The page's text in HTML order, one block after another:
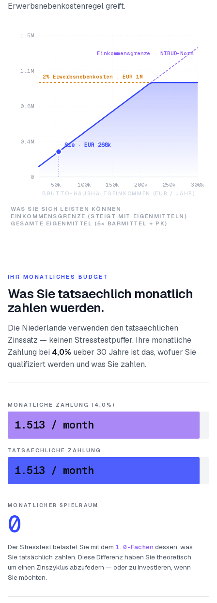
Erwerbsnebenkostenregel greift.
0
0.4M
0.8M
1.1M
1.5M
50k 100k 150k 200k 250k
300k
BRUTTO-HAUSHALTSEINKOMMEN (EUR / JAHR)
2% Erwerbsnebenkosten . EUR 1M
Einkommensgrenze . NIBUD-Norm
Sie · EUR 268k
WAS SIE SICH LEISTEN KÖNNEN
EINKOMMENSGRENZE (STEIGT MIT EIGENMITTELN)
GESAMTE EIGENMITTEL (5× BARMITTEL + PK)
IHR MONATLICHES BUDGET
Was Sie tatsaechlich monatlich
zahlen wuerden.
Die Niederlande verwenden den tatsaechlichen
Zinssatz — keinen Stresstestpuffer. Ihre monatliche
Zahlung bei 4,0% ueber 30 Jahre ist das, wofuer Sie
qualifiziert werden und was Sie zahlen.
MONATLICHE ZAHLUNG (4,0%)
1.513 / month
TATSAECHLICHE ZAHLUNG
1.513 / month
MONATLICHER SPIELRAUM
0
Der Stresstest belastet Sie mit dem 1.0-Fachen dessen, was
Sie tatsächlich zahlen. Diese Differenz haben Sie theoretisch,
um einen Zinszyklus abzufedern — oder zu investieren, wenn
Sie möchten.